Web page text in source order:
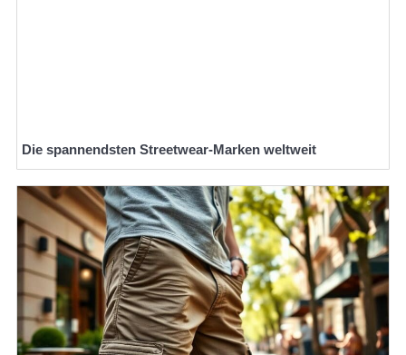
Die spannendsten Streetwear-Marken weltweit